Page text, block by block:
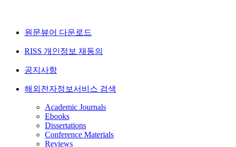
원문뷰어 다운로드
RISS 개인정보 재동의
공지사항
해외전자정보서비스 검색
Academic Journals
Ebooks
Dissertations
Conference Materials
Reviews